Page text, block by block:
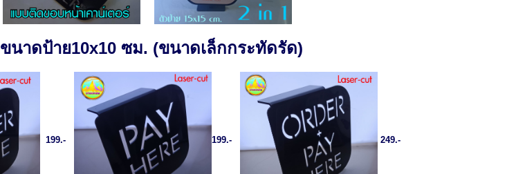
ขนาดป้าย10x10 ซม. (ขนาดเล็กกระทัดรัด)
199.- 199.- 249.-